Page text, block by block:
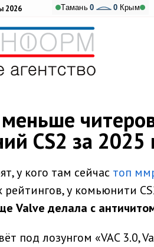
Тамань 0 0 Крым
2026
CS2 за 2025
у кого там сейчас топ
у комьюнити
Valve делала с
под лозунгом «VAC 3.0,